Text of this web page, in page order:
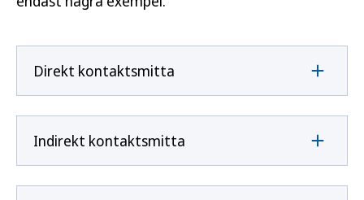
Direkt kontaktsmitta
Indirekt kontaktsmitta